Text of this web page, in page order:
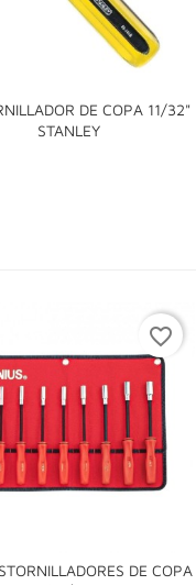
DE COPA 11/32"
STANLEY

DE COPA
favorite_border